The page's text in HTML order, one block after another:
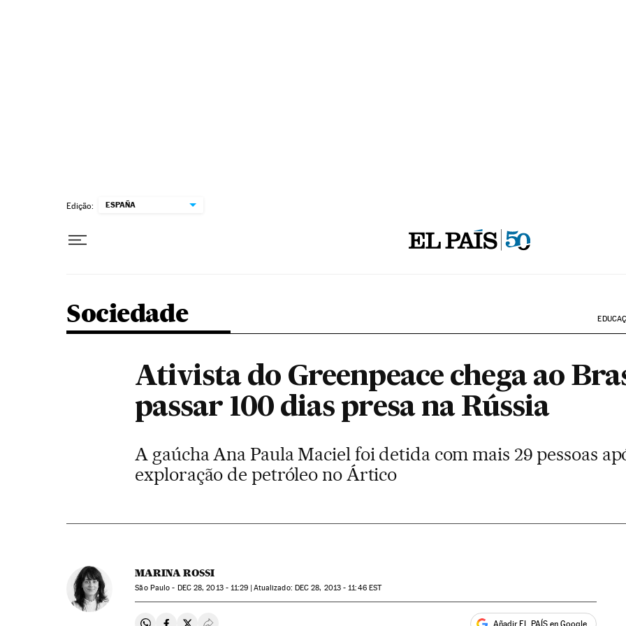
Edição: ESPAÑA
Sociedade
Ativista do Greenpeace chega ao
passar 100 dias presa na Rússia
A gaúcha Ana Paula Maciel foi detida com mais 29 pessoas
exploração de petróleo no Ártico
MARINA ROSSI
São Paulo - DEC28, 2013 - 11:29 atualizado: DEC 28, 2013 - 11:46EST
Añadir EL PAÍS en Google